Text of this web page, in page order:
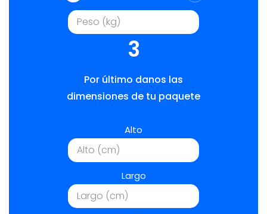
3
Por último danos las
dimensiones de tu paquete
Alto
Largo